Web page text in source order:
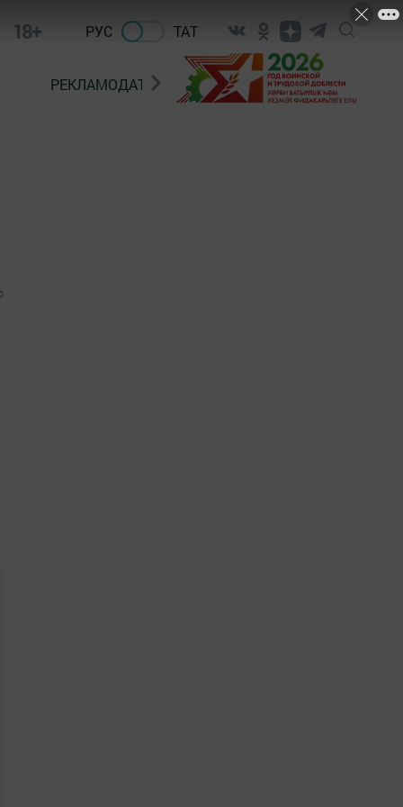
18+ РУС ТАТ
РЕКЛАМОДАТЕЛЯМ
0